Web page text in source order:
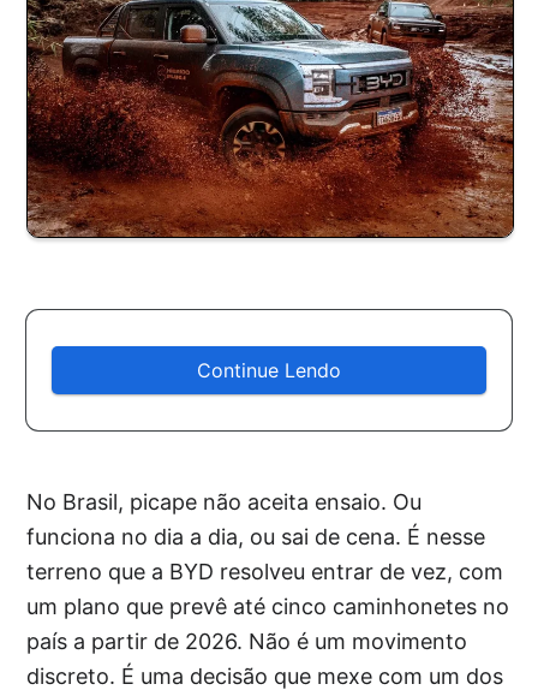
Continue Lendo
No Brasil, picape não aceita ensaio. Ou
funciona no dia a dia, ou sai de cena. É nesse
terreno que a BYD resolveu entrar de vez, com
um plano que prevê até cinco caminhonetes no
país a partir de 2026. Não é um movimento
discreto. É uma decisão que mexe com um dos